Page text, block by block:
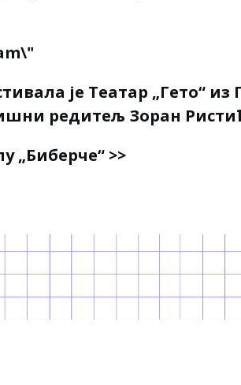
је Театар „Гето“
редитељ Зоран
„Биберче“ >>